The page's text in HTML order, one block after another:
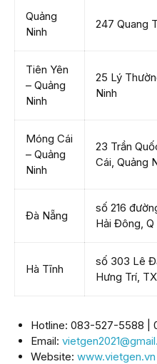
Quảng
Ninh
247 Quang
Tiên Yên
– Quảng
Ninh
25 Lý
Ninh
Móng Cái
– Quảng
Ninh
23 Trần
Cái, Quảng
Đà Nẵng
số 216
Hải Đông,
Hà Tĩnh
số 303 Lê
Hưng Trí,
Hotline: 083-527-5588 |
Email:
Website: www.vietgen.vn